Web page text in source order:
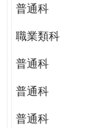
普通科
職業類科
普通科
普通科
普通科